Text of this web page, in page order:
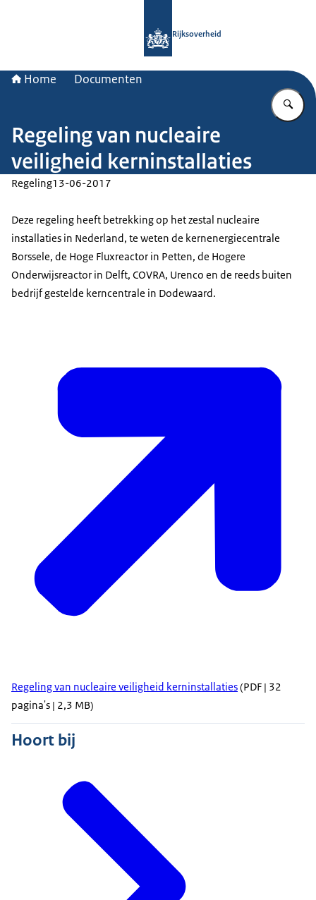
Rijksoverheid
Home Documenten
Regeling van nucleaire
veiligheid kerninstallaties
Regeling13-06-2017
Deze regeling heeft betrekking op het zestal nucleaire
installaties in Nederland, te weten de kernenergiecentrale
Borssele, de Hoge Fluxreactor in Petten, de Hogere
Onderwijsreactor in Delft, COVRA, Urenco en de reeds buiten
bedrijf gestelde kerncentrale in Dodewaard.
Regeling van nucleaire veiligheid kerninstallaties(PDF | 32
pagina's | 2,3 MB)
Hoort bij